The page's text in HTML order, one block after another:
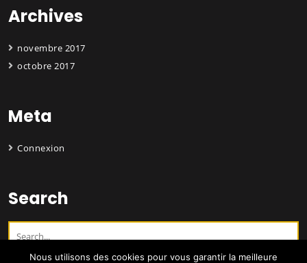
Archives
novembre 2017
octobre 2017
Meta
Connexion
Search
Nous utilisons des cookies pour vous garantir la meilleure